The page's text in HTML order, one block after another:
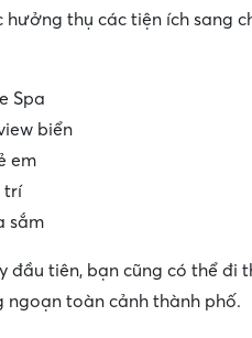
thụ các tiện ích sang
Spa
biển
em
trí
sắm
đầu tiên, bạn cũng có thể đi
ngoạn toàn cảnh thành phố.